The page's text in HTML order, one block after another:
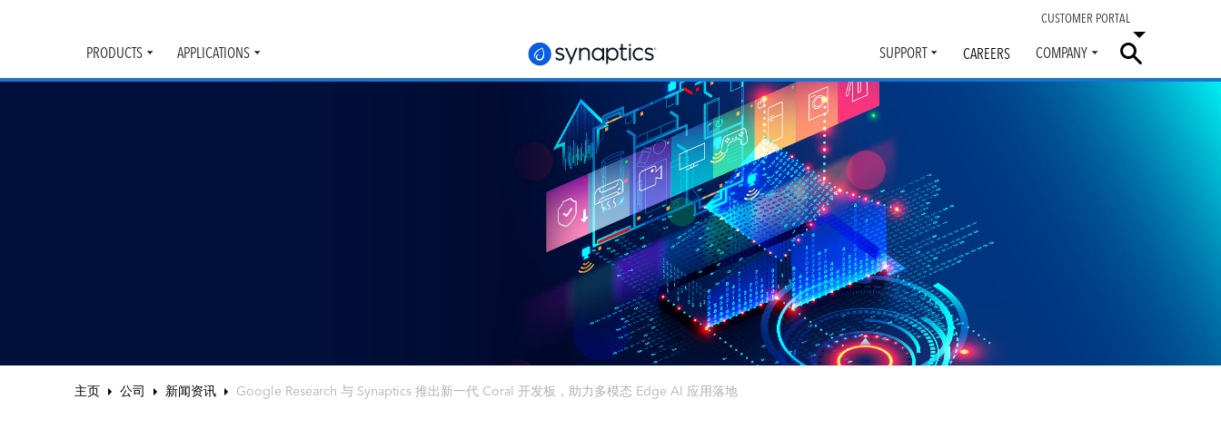
CUSTOMER PORTAL
PRODUCTS
Toggle
submenu
APPLICATIONS
submenu
SUPPORT
Toggle
submenu
CAREERS COMPANY
Toggle
submenu
主页 公司 新闻资讯 Google Research 与 Synaptics 推出新一代 Coral 开发板，助力多模态 Edge AI 应用落地